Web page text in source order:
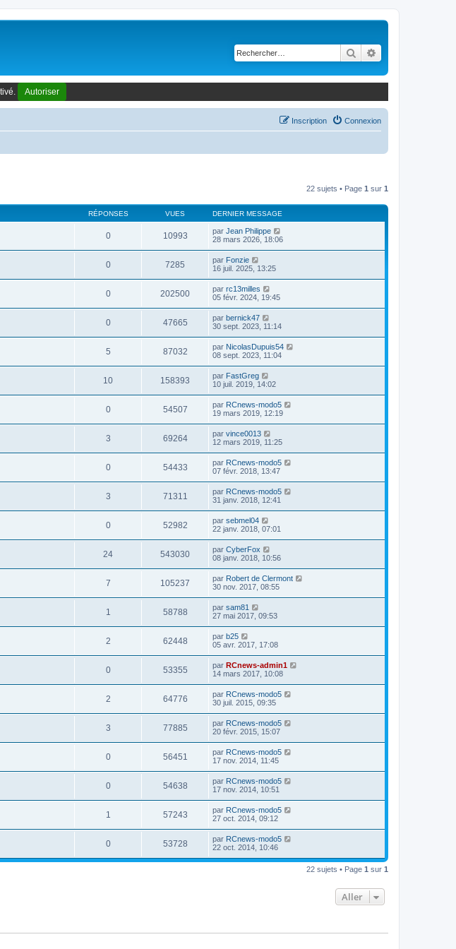
Rechercher
Autoriser
Connexion
Inscription
22 sujets • Page 1 sur 1
RÉPONSES VUES DERNIER MESSAGE
0 10993 par Jean Philippe
28 mars 2026, 18:06
0 7285 par Fonzie
16 juil. 2025, 13:25
0 202500 par rc13milles
05 févr. 2024, 19:45
0 47665 par bernick47
30 sept. 2023, 11:14
5 87032 par NicolasDupuis54
08 sept. 2023, 11:04
10 158393 par FastGreg
10 juil. 2019, 14:02
0 54507 par RCnews-modo5
19 mars 2019, 12:19
3 69264 par vince0013
12 mars 2019, 11:25
0 54433 par RCnews-modo5
07 févr. 2018, 13:47
3 71311 par RCnews-modo5
31 janv. 2018, 12:41
0 52982 par sebmel04
22 janv. 2018, 07:01
24 543030 par CyberFox
08 janv. 2018, 10:56
7 105237 par Robert de Clermont
30 nov. 2017, 08:55
1 58788 par sam81
27 mai 2017, 09:53
2 62448 par b25
05 avr. 2017, 17:08
0 53355 par RCnews-admin1
14 mars 2017, 10:08
2 64776 par RCnews-modo5
30 juil. 2015, 09:35
3 77885 par RCnews-modo5
20 févr. 2015, 15:07
0 56451 par RCnews-modo5
17 nov. 2014, 11:45
0 54638 par RCnews-modo5
17 nov. 2014, 10:51
1 57243 par RCnews-modo5
27 oct. 2014, 09:12
0 53728 par RCnews-modo5
22 oct. 2014, 10:46
22 sujets • Page 1 sur 1
Aller